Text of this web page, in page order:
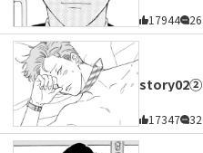
17944 26
story02②
17347 32